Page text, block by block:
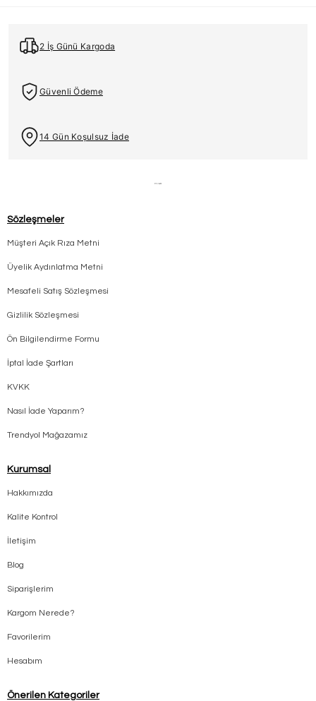
2 İş Günü Kargoda
Güvenli Ödeme
14 Gün Koşulsuz İade
Sözleşmeler
Müşteri Açık Rıza Metni
Üyelik Aydınlatma Metni
Mesafeli Satış Sözleşmesi
Gizlilik Sözleşmesi
Ön Bilgilendirme Formu
İptal İade Şartları
KVKK
Nasıl İade Yaparım?
Trendyol Mağazamız
Kurumsal
Hakkımızda
Kalite Kontrol
İletişim
Blog
Siparişlerim
Kargom Nerede?
Favorilerim
Hesabım
Önerilen Kategoriler